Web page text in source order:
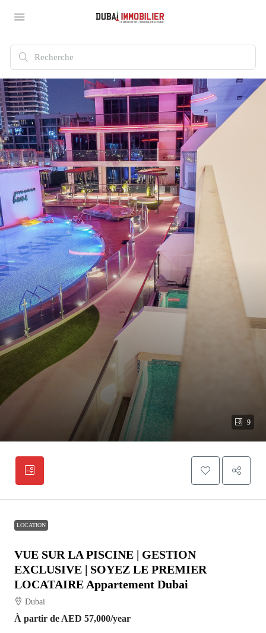
9
LOCATION
VUE SUR LA PISCINE | GESTION
EXCLUSIVE | SOYEZ LE PREMIER
LOCATAIRE Appartement Dubai
Dubai
À partir de AED 57,000/year